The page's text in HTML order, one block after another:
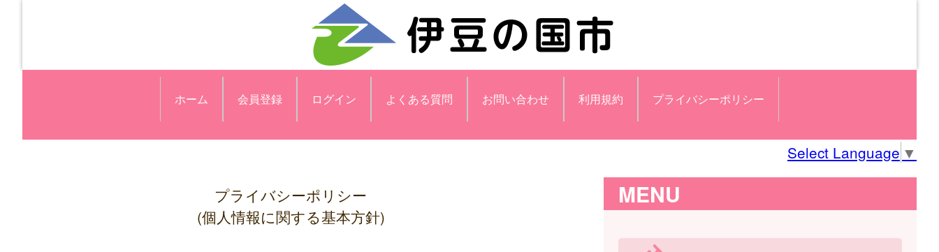
ホーム 会員登録 ログイン よくある質問 お問い合わせ 利用規約 プライバシーポリシー
Select Language ▼
プライバシーポリシー
(個人情報に関する基本方針)
MENU